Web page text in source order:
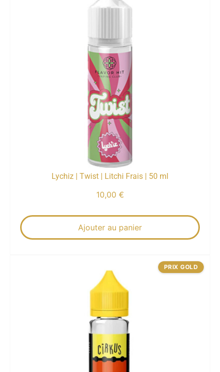
Lychiz | Twist | Litchi Frais | 50 ml
10,00 €
Ajouter au panier
PRIX GOLD